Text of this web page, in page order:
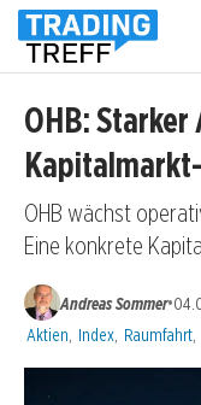
OHB:
OHB wächst
Eine konkrete
Andreas Sommer•
Kategorien:
Aktien Index Raumfahrt